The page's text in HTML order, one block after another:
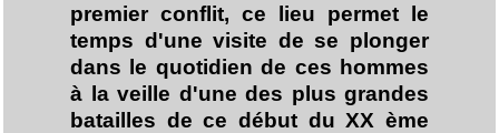
premier conflit, ce lieu permet le
temps d'une visite de se plonger
dans le quotidien de ces hommes
à la veille d'une des plus grandes
batailles de ce début du XX ème